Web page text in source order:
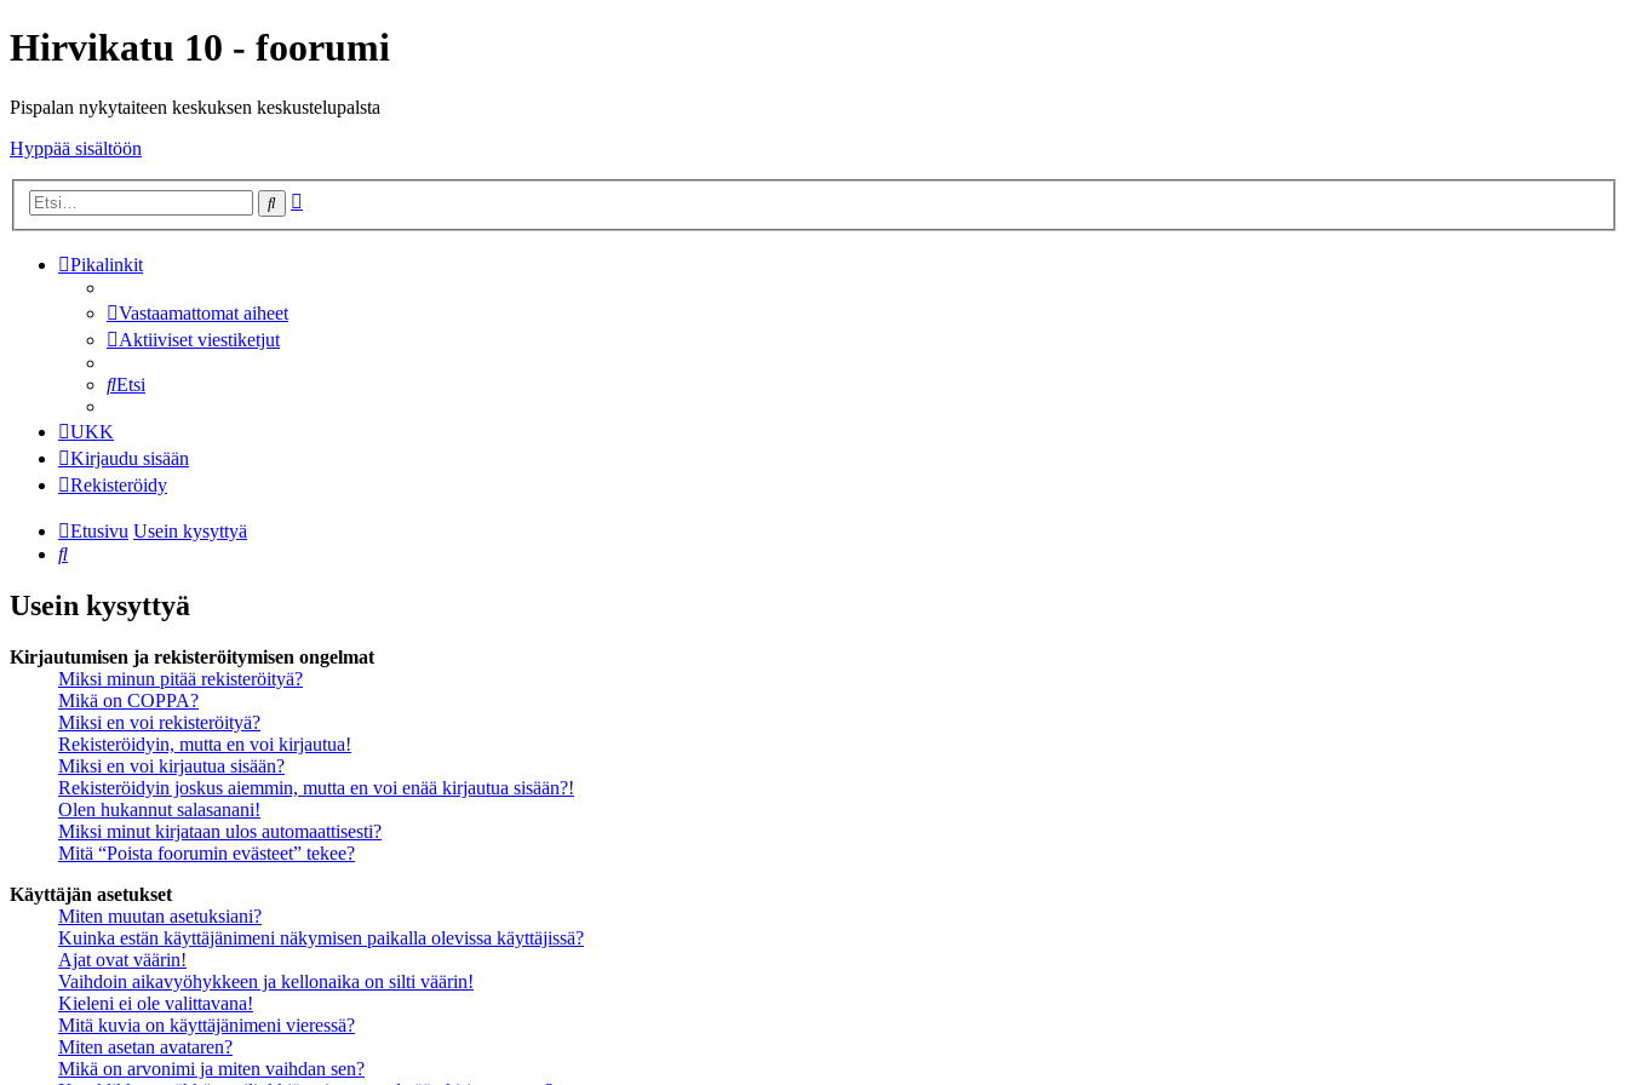
Hirvikatu 10 - foorumi
Pispalan nykytaiteen keskuksen keskustelupalsta
Hyppää sisältöön
Etsi
Pikalinkit
Vastaamattomat aiheet
Aktiiviset viestiketjut
Etsi
UKK
Kirjaudu sisään
Rekisteröidy
Etusivu Usein kysyttyä
Etsi
Usein kysyttyä
Kirjautumisen ja rekisteröitymisen ongelmat
Miksi minun pitää rekisteröityä?
Mikä on COPPA?
Miksi en voi rekisteröityä?
Rekisteröidyin, mutta en voi kirjautua!
Miksi en voi kirjautua sisään?
Rekisteröidyin joskus aiemmin, mutta en voi enää kirjautua sisään?!
Olen hukannut salasanani!
Miksi minut kirjataan ulos automaattisesti?
Mitä “Poista foorumin evästeet” tekee?
Käyttäjän asetukset
Miten muutan asetuksiani?
Kuinka estän käyttäjänimeni näkymisen paikalla olevissa käyttäjissä?
Ajat ovat väärin!
Vaihdoin aikavyöhykkeen ja kellonaika on silti väärin!
Kieleni ei ole valittavana!
Mitä kuvia on käyttäjänimeni vieressä?
Miten asetan avataren?
Mikä on arvonimi ja miten vaihdan sen?